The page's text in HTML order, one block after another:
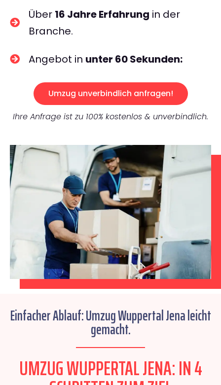
Über 16 Jahre Erfahrung in der
Branche.
Angebot in unter 60 Sekunden:
Umzug unverbindlich anfragen!
Ihre Anfrage ist zu 100% kostenlos & unverbindlich.
Einfacher Ablauf: Umzug Wuppertal Jena leicht
gemacht.
UMZUG WUPPERTAL JENA: IN 4